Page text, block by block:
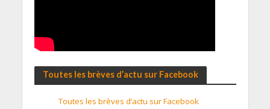
Toutes les brèves d’actu sur Facebook
Toutes les brèves d’actu sur Facebook